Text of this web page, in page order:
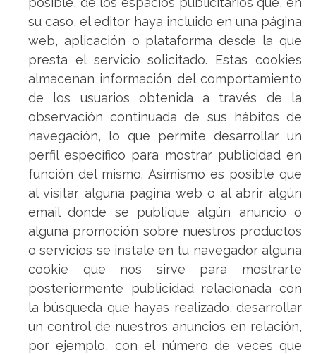
su caso, el editor haya incluido en una página
web, aplicación o plataforma desde la que
presta el servicio solicitado. Estas cookies
almacenan información del comportamiento
de los usuarios obtenida a través de la
observación continuada de sus hábitos de
navegación, lo que permite desarrollar un
perfil específico para mostrar publicidad en
función del mismo. Asimismo es posible que
al visitar alguna página web o al abrir algún
email donde se publique algún anuncio o
alguna promoción sobre nuestros productos
o servicios se instale en tu navegador alguna
cookie que nos sirve para mostrarte
posteriormente publicidad relacionada con
la búsqueda que hayas realizado, desarrollar
un control de nuestros anuncios en relación,
por ejemplo, con el número de veces que